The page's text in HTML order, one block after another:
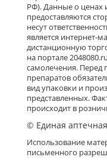
РФ). Данные о ценах
предоставляются
несут
является интернет-
дистанционную
на портале
самолечения.
препаратов
вид упаковки и
представленных.
происходит в
© Единая
Использование
письменного